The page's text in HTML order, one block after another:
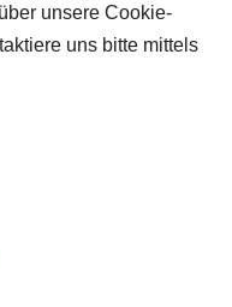
unsere Cookie-
uns bitte mittels